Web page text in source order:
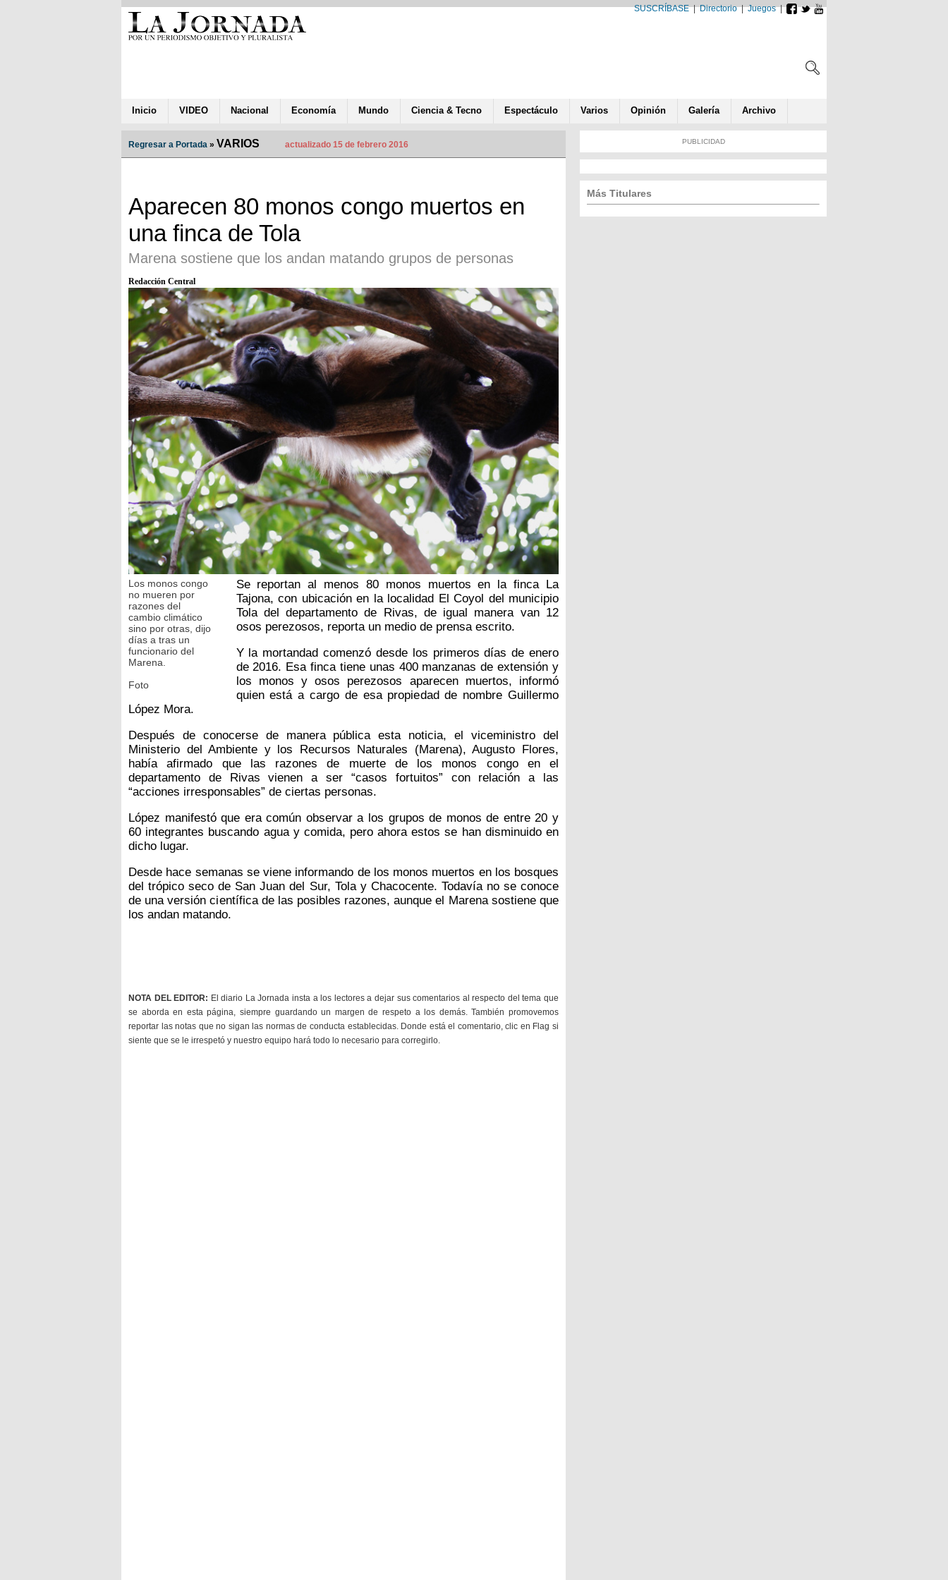
SUSCRÍBASE|Directorio|Juegos|
Inicio VIDEO Nacional Economía Mundo Ciencia & Tecno Espectáculo Varios Opinión Galería Archivo
Regresar a Portada » VARIOS actualizado 15 de febrero 2016
Aparecen 80 monos congo muertos en
una finca de Tola
Marena sostiene que los andan matando grupos de personas
Redacción Central
Los monos congo
no mueren por
razones del
cambio climático
sino por otras, dijo
días a tras un
funcionario del
Marena.
Foto
Se reportan al menos 80 monos muertos en la finca La
Tajona, con ubicación en la localidad El Coyol del municipio
Tola del departamento de Rivas, de igual manera van 12
osos perezosos, reporta un medio de prensa escrito.
Y la mortandad comenzó desde los primeros días de enero
de 2016. Esa finca tiene unas 400 manzanas de extensión y
los monos y osos perezosos aparecen muertos, informó
quien está a cargo de esa propiedad de nombre Guillermo
López Mora.
Después de conocerse de manera pública esta noticia, el viceministro del
Ministerio del Ambiente y los Recursos Naturales (Marena), Augusto Flores,
había afirmado que las razones de muerte de los monos congo en el
departamento de Rivas vienen a ser “casos fortuitos” con relación a las
“acciones irresponsables” de ciertas personas.
López manifestó que era común observar a los grupos de monos de entre 20 y
60 integrantes buscando agua y comida, pero ahora estos se han disminuido en
dicho lugar.
Desde hace semanas se viene informando de los monos muertos en los bosques
del trópico seco de San Juan del Sur, Tola y Chacocente. Todavía no se conoce
de una versión científica de las posibles razones, aunque el Marena sostiene que
los andan matando.
NOTA DEL EDITOR: El diario La Jornada insta a los lectores a dejar sus comentarios al respecto del tema que
se aborda en esta página, siempre guardando un margen de respeto a los demás. También promovemos
reportar las notas que no sigan las normas de conducta establecidas. Donde está el comentario, clic en Flag si
siente que se le irrespetó y nuestro equipo hará todo lo necesario para corregirlo.
PUBLICIDAD
Más Titulares